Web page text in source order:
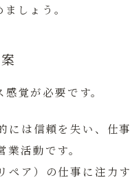
しょう。
覚が必要です。
には信頼を失い、仕事
活動です。
ペア）の仕事に注力す